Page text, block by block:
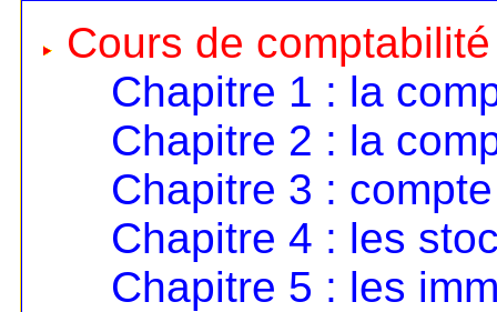
Cours de comptabilité
Chapitre 1 : la
Chapitre 2 : la
Chapitre 3 :
Chapitre 4 : les
Chapitre 5 : les